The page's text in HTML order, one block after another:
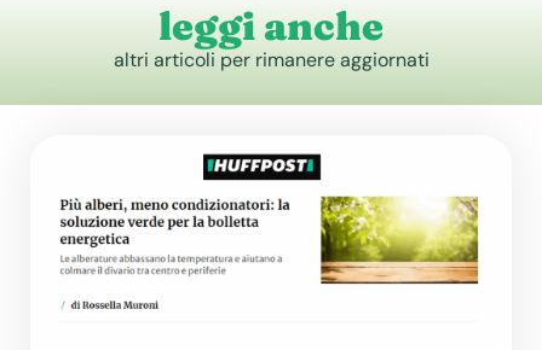
leggi anche
altri articoli per rimanere aggiornati